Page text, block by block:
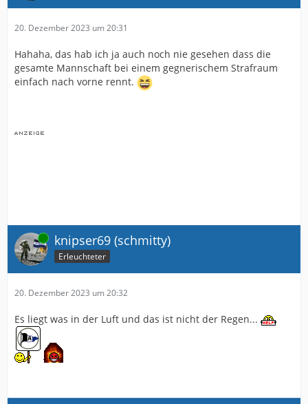
20. Dezember 2023 um 20:31
Hahaha, das hab ich ja auch noch nie gesehen dass die
gesamte Mannschaft bei einem gegnerischem Strafraum
einfach nach vorne rennt.
Online knipser69 (schmitty)
Erleuchteter
20. Dezember 2023 um 20:32
Es liegt was in der Luft und das ist nicht der Regen...